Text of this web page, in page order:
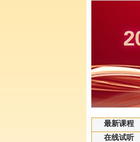
最新课程
在线试听